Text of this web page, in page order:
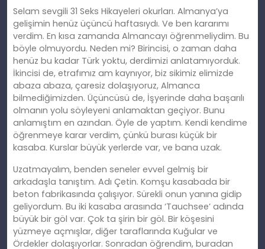
Selam sevgili 31 Seks Hikayeleri okurları. Almanya’ya
gelişimin henüz üçüncü haftasıydı. Ve ben kararımı
verdim. En kısa zamanda Almancayı öğrenmeliydim. Bu
böyle olmuyordu. Neden mi? Birincisi, o zaman daha
henüz bu kadar Türk yoktu, derdimizi anlatamıyorduk.
İkincisi de, etrafımız am kaynıyor, biz sikimiz elimizde
abaza abaza, çaresiz dolaşıyoruz, Almanca
bilmediğimizden. Üçüncüsü de, İşyerinde daha başarılı
olmanın yolu söyleyeni anlamaktan geçiyor. Bunu
anlamıştım en azından. Öyle de yaptım. Kendi kendime
öğrenmeye karar verdim, çünkü burası küçük bir
kasaba. Kurslar büyük yerlerde var, ve bana uzak.
Uzatmayalım, benden seneler evvel gelmiş bir
arkadaşla tanıştım. Adı Çetin. Komşu kasabada bir
beton fabrikasında çalışıyor. Sürekli onun yanına gidip
geliyordum. Bu iki kasaba arasında ‘Tauchsee’ adında
büyük bir göl var. Çok ta şirin bir göl. Bir köşesini
yüzmeye açmışlar, diğer taraflarında Kuğular ve
Ördekler dolaşıyorlar. Sonradan öğrendim, buradan